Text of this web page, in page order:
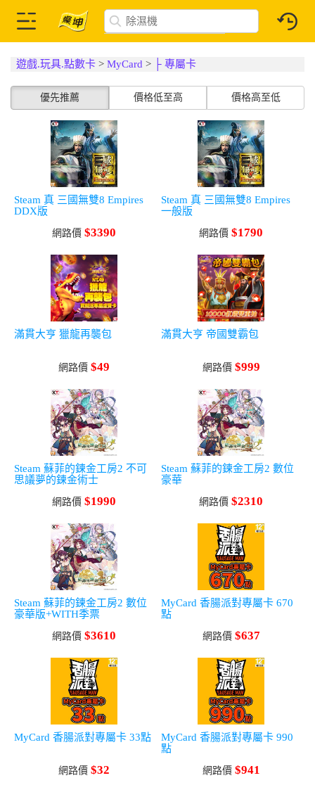
遊戲.玩具.點數卡 >MyCard > ├ 專屬卡
優先推薦 價格低至高 價格高至低
Steam 真 三國無雙8 Empires
DDX版
網路價 $3390
Steam 真 三國無雙8 Empires
一般版
網路價 $1790
滿貫大亨 獵龍再襲包
網路價 $49
滿貫大亨 帝國雙霸包
網路價 $999
Steam 蘇菲的鍊金工房2 不可
思議夢的鍊金術士
網路價 $1990
Steam 蘇菲的鍊金工房2 數位
豪華
網路價 $2310
Steam 蘇菲的鍊金工房2 數位
豪華版+WITH季票
網路價 $3610
MyCard 香腸派對專屬卡 670
點
網路價 $637
MyCard 香腸派對專屬卡 33點
網路價 $32
MyCard 香腸派對專屬卡 990
點
網路價 $941